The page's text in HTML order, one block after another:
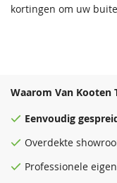
kortingen om uw
Waarom Van Kooten
Eenvoudig
Overdekte
Professionele